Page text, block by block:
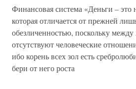
Финансовая система «Деньги – это
которая отличается от прежней
обезличенностью, поскольку
отсутствуют человеческие
ибо корень всех зол есть
бери от него роста